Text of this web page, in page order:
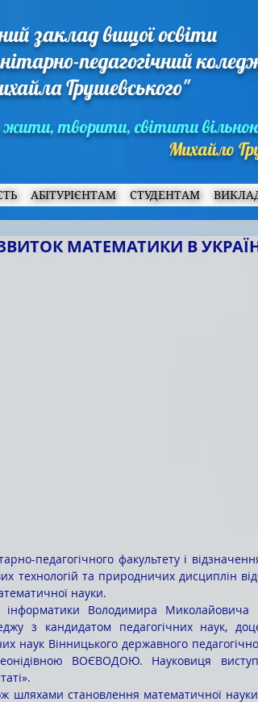
заклад вищої освіти
педагогічний
Грушевського"
творити, світити
Михайло
АБІТУРІЄНТАМ СТУДЕНТАМ
МАТЕМАТИКИ В
педагогічного факультету і
технологій та природничих дисциплін
науки.
з кандидатом педагогічних наук,
наук Вінницького державного
ВОЄВОДОЮ. Науковиця